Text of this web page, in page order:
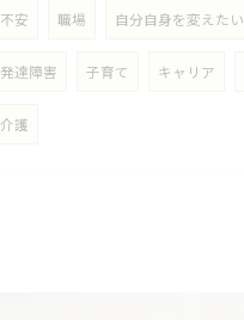
不安 職場 自分自身を変えたい
発達障害 子育て キャリア
介護